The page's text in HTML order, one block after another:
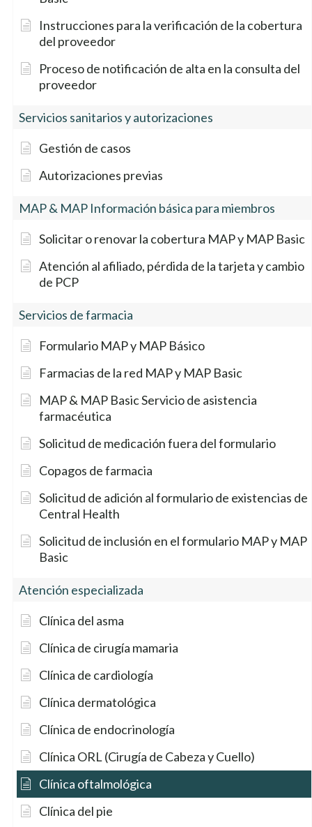
Instrucciones para la verificación de la cobertura
del proveedor
Proceso de notificación de alta en la consulta del
proveedor
Servicios sanitarios y autorizaciones
Gestión de casos
Autorizaciones previas
MAP & MAP Información básica para miembros
Solicitar o renovar la cobertura MAP y MAP Basic
Atención al afiliado, pérdida de la tarjeta y cambio
de PCP
Servicios de farmacia
Formulario MAP y MAP Básico
Farmacias de la red MAP y MAP Basic
MAP & MAP Basic Servicio de asistencia
farmacéutica
Solicitud de medicación fuera del formulario
Copagos de farmacia
Solicitud de adición al formulario de existencias de
Central Health
Solicitud de inclusión en el formulario MAP y MAP
Basic
Atención especializada
Clínica del asma
Clínica de cirugía mamaria
Clínica de cardiología
Clínica dermatológica
Clínica de endocrinología
Clínica ORL (Cirugía de Cabeza y Cuello)
Clínica oftalmológica
Clínica del pie